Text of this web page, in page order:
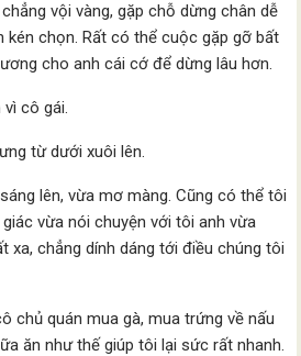
vội vàng, gặp chỗ dừng chân dễ
kén chọn. Rất có thể cuộc gặp gỡ bất
cho anh cái cớ để dừng lâu hơn.
cô gái.
từ dưới xuôi lên.
lên, vừa mơ màng. Cũng có thể tôi
vừa nói chuyện với tôi anh vừa
xa, chẳng dính dáng tới điều chúng tôi
chủ quán mua gà, mua trứng về nấu
ăn như thế giúp tôi lại sức rất nhanh.